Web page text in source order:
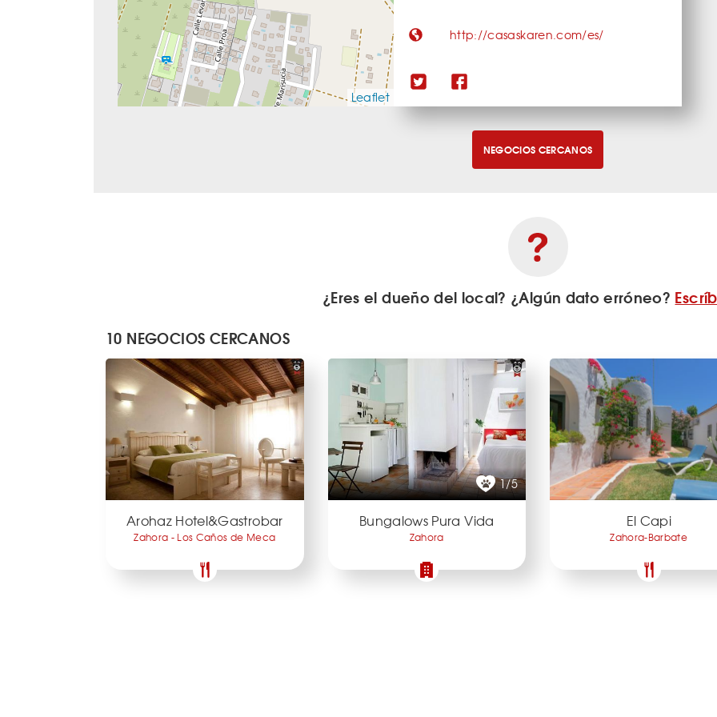
Leaflet
http://casaskaren.com/es/
NEGOCIOS CERCANOS
¿Eres el dueño del local? ¿Algún dato erróneo?
10 NEGOCIOS CERCANOS
Arohaz Hotel&Gastrobar
Zahora - Los Caños de Meca
1/5
Bungalows Pura Vida
Zahora
El Capi
Zahora-Barbate